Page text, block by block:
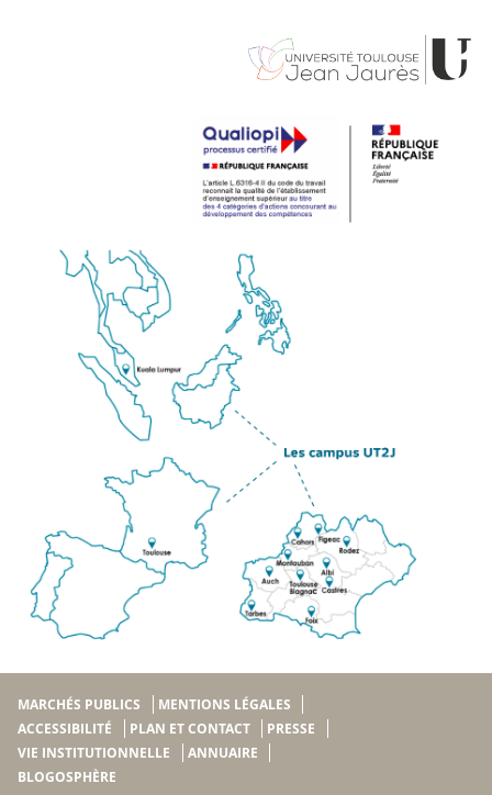
MARCHÉS PUBLICS
MENTIONS LÉGALES
ACCESSIBILITÉ
PLAN ET CONTACT
PRESSE
VIE INSTITUTIONNELLE
ANNUAIRE
BLOGOSPHÈRE